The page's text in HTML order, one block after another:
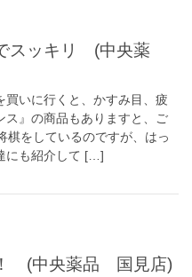
買いに行くと、かすみ目、疲
ス』の商品もありますと、ご
棋をしているのですが、はっ
にも紹介して […]
！ (中央薬品 国見店)